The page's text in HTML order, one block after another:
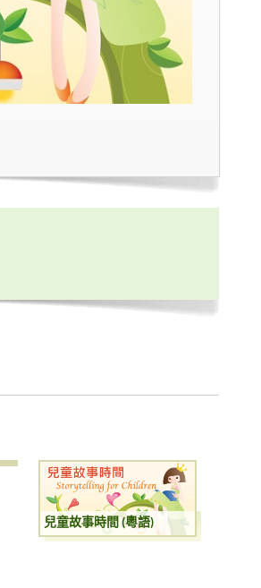
兒童故事時間 (粵語)